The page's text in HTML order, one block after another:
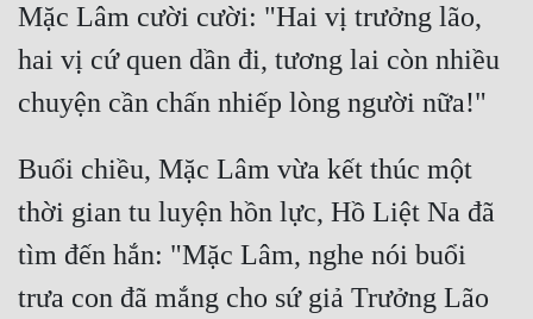
Mặc Lâm cười cười: "Hai vị trưởng lão,
hai vị cứ quen dần đi, tương lai còn nhiều
Buổi chiều, Mặc Lâm vừa kết thúc một
thời gian tu luyện hồn lực, Hồ Liệt Na đã
tìm đến hắn: "Mặc Lâm, nghe nói buổi
trưa con đã mắng cho sứ giả Trưởng Lão